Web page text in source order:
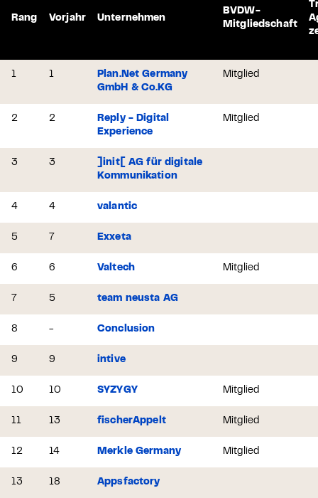
Rang Vorjahr Unternehmen
BVDW-
Mitgliedschaft
1 1
Plan.Net Germany
GmbH & Co.KG
Mitglied
2 2
Reply - Digital
Experience
Mitglied
3 3
]init[ AG für digitale
Kommunikation
4 4 valantic
5 7 Exxeta
6 6 Valtech Mitglied
7 5 team neusta AG
8 - Conclusion
9 9 intive
10 10 SYZYGY Mitglied
11 13 fischerAppelt Mitglied
12 14 Merkle Germany Mitglied
13 18 Appsfactory